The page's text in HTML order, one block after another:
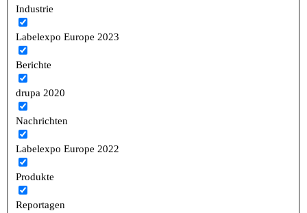
Industrie
Labelexpo Europe 2023
Berichte
drupa 2020
Nachrichten
Labelexpo Europe 2022
Produkte
Reportagen